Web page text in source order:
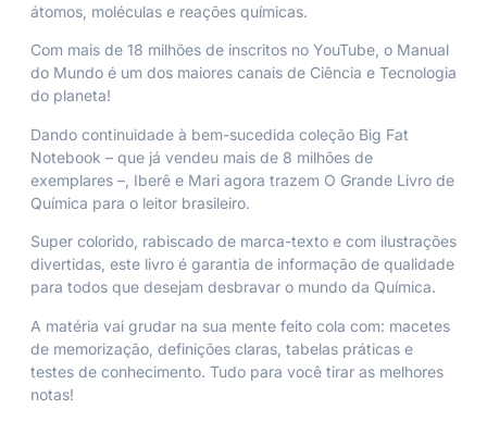
átomos, moléculas e reações químicas.
Com mais de 18 milhões de inscritos no YouTube, o Manual
do Mundo é um dos maiores canais de Ciência e Tecnologia
do planeta!
Dando continuidade à bem-sucedida coleção Big Fat
Notebook – que já vendeu mais de 8 milhões de
exemplares –, Iberê e Mari agora trazem O Grande Livro de
Química para o leitor brasileiro.
Super colorido, rabiscado de marca-texto e com ilustrações
divertidas, este livro é garantia de informação de qualidade
para todos que desejam desbravar o mundo da Química.
A matéria vai grudar na sua mente feito cola com: macetes
de memorização, definições claras, tabelas práticas e
testes de conhecimento. Tudo para você tirar as melhores
notas!